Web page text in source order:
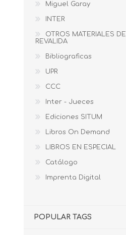
Miguel Garay
INTER
OTROS MATERIALES DE
REVALIDA
Bibliograficas
UPR
CCC
Inter - Jueces
Ediciones SITUM
Libros On Demand
LIBROS EN ESPECIAL
Catálogo
Imprenta Digital
POPULAR TAGS